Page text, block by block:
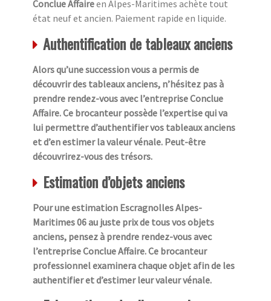
Conclue Affaireen Alpes-Maritimes achète tout
état neuf et ancien. Paiement rapide en liquide.
Authentification de tableaux anciens
Alors qu’une succession vous a permis de
découvrir des tableaux anciens, n’hésitez pas à
prendre rendez-vous avec l’entreprise Conclue
Affaire. Ce brocanteur possède l’expertise qui va
lui permettre d’authentifier vos tableaux anciens
et d’en estimer la valeur vénale. Peut-être
découvrirez-vous des trésors.
Estimation d’objets anciens
Pour une estimation Escragnolles Alpes-
Maritimes 06 au juste prix de tous vos objets
anciens, pensez à prendre rendez-vous avec
l’entreprise Conclue Affaire. Ce brocanteur
professionnel examinera chaque objet afin de les
authentifier et d’estimer leur valeur vénale.